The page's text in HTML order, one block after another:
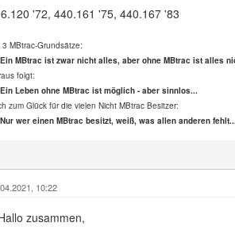
'72, 440.161 '75, 440.167 '83
3 MBtrac-Grundsätze:
MBtrac ist zwar nicht alles, aber ohne MBtrac ist alles
folgt:
Leben ohne MBtrac ist möglich - aber sinnlos...
zum Glück für die vielen Nicht MBtrac Besitzer:
wer einen MBtrac besitzt, weiß, was allen anderen
10:22
zusammen,